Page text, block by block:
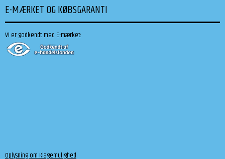
E-MÆRKET OG KØBSGARANTI
Vi er godkendt med E-mærket:
Oplysning om Klagemulighed